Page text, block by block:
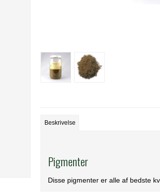
Beskrivelse
Pigmenter
Disse pigmenter er alle af bedste